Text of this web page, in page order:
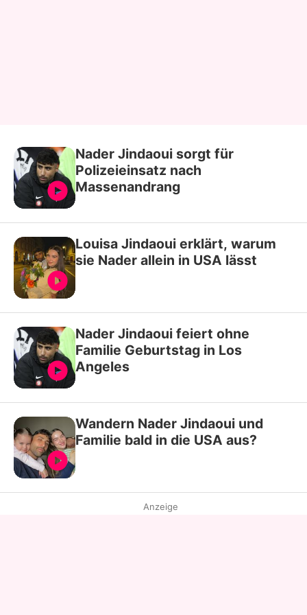
Nader Jindaoui sorgt für
Polizeieinsatz nach
Massenandrang
Louisa Jindaoui erklärt, warum
sie Nader allein in USA lässt
Nader Jindaoui feiert ohne
Familie Geburtstag in Los
Angeles
Wandern Nader Jindaoui und
Familie bald in die USA aus?
Anzeige